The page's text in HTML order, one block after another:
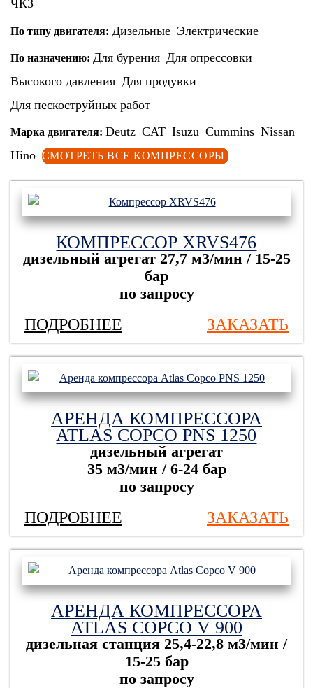
ЧКЗ
По типу двигателя: Дизельные Электрические
По назначению: Для бурения Для опрессовки
Высокого давления Для продувки
Для пескоструйных работ
Марка двигателя: Deutz CAT Isuzu Cummins Nissan
Hino СМОТРЕТЬ ВСЕ КОМПРЕССОРЫ
КОМПРЕССОР XRVS476
дизельный агрегат 27,7 м3/мин / 15-25
бар
по запросу
ПОДРОБНЕЕ ЗАКАЗАТЬ
АРЕНДА КОМПРЕССОРА
ATLAS COPCO PNS 1250
дизельный агрегат
35 м3/мин / 6-24 бар
по запросу
ПОДРОБНЕЕ ЗАКАЗАТЬ
АРЕНДА КОМПРЕССОРА
ATLAS COPCO V 900
дизельная станция 25,4-22,8 м3/мин /
15-25 бар
по запросу